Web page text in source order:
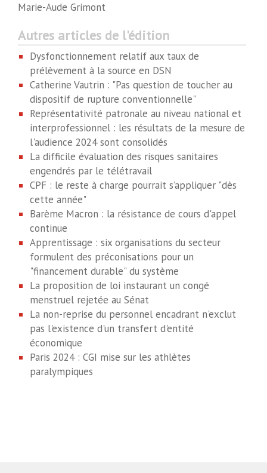
Marie-Aude Grimont
Autres articles de l'édition
Dysfonctionnement relatif aux taux de
prélèvement à la source en DSN
Catherine Vautrin : "Pas question de toucher au
dispositif de rupture conventionnelle"
Représentativité patronale au niveau national et
interprofessionnel : les résultats de la mesure de
l'audience 2024 sont consolidés
La difficile évaluation des risques sanitaires
engendrés par le télétravail
CPF : le reste à charge pourrait s’appliquer "dès
cette année"
Barème Macron : la résistance de cours d'appel
continue
Apprentissage : six organisations du secteur
formulent des préconisations pour un
"financement durable" du système
La proposition de loi instaurant un congé
menstruel rejetée au Sénat
La non-reprise du personnel encadrant n'exclut
pas l'existence d'un transfert d'entité
économique
Paris 2024 : CGI mise sur les athlètes
paralympiques